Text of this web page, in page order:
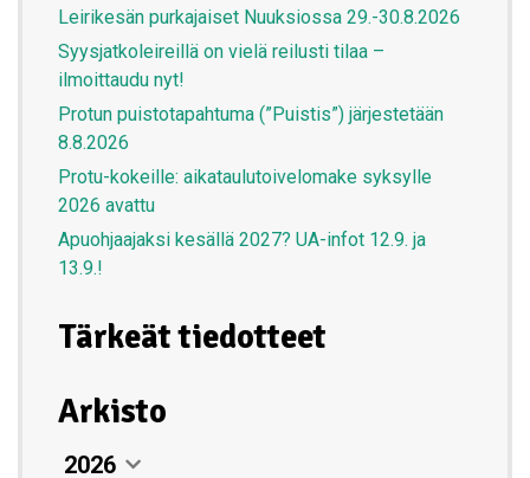
Leirikesän purkajaiset Nuuksiossa 29.-30.8.2026
Syysjatkoleireillä on vielä reilusti tilaa –
ilmoittaudu nyt!
Protun puistotapahtuma (”Puistis”) järjestetään
8.8.2026
Protu-kokeille: aikataulutoivelomake syksylle
2026 avattu
Apuohjaajaksi kesällä 2027? UA-infot 12.9. ja
13.9.!
Tärkeät tiedotteet
Arkisto
2026